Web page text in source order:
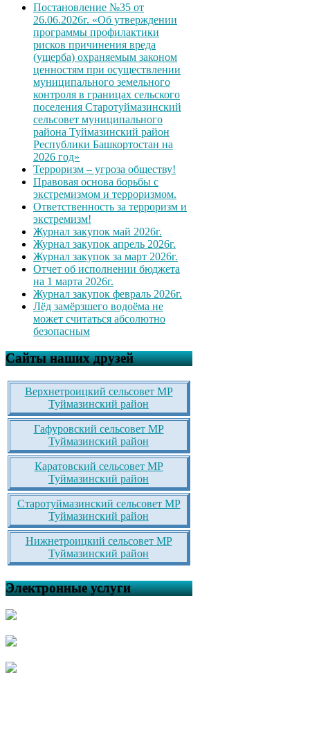
Постановление №35 от
26.06.2026г. «Об утверждении
программы профилактики
рисков причинения вреда
(ущерба) охраняемым законом
ценностям при осуществлении
муниципального земельного
контроля в границах сельского
поселения Старотуймазинский
сельсовет муниципального
района Туймазинский район
Республики Башкортостан на
2026 год»
Терроризм – угроза обществу!
Правовая основа борьбы с
экстремизмом и терроризмом.
Ответственность за терроризм и
экстремизм!
Журнал закупок май 2026г.
Журнал закупок апрель 2026г.
Журнал закупок за март 2026г.
Отчет об исполнении бюджета
на 1 марта 2026г.
Журнал закупок февраль 2026г.
Лёд замёрзшего водоёма не
может считаться абсолютно
безопасным
Сайты наших друзей
Верхнетроицкий сельсовет МР
Туймазинский район
Гафуровский сельсовет МР
Туймазинский район
Каратовский сельсовет МР
Туймазинский район
Старотуймазинский сельсовет МР
Туймазинский район
Нижнетроицкий сельсовет МР
Туймазинский район
Электронные услуги